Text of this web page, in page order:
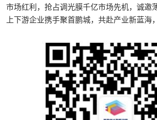
市场红利，抢占调光膜千亿市场先机，诚邀
上下游企业携手聚首鹏城，共赴产业新蓝海